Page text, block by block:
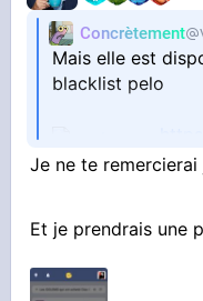
Concrètement
Mais elle est
blacklist pelo
bloquer-un-
Je ne te remercierai
Et je prendrais une